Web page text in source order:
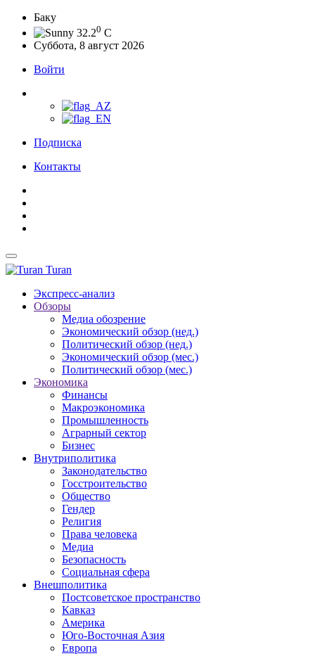
Баку
32.20 C
Суббота, 8 август 2026
Войти
Подписка
Контакты
Turan
Экспресс-анализ
Обзоры
Медиа обозрение
Экономический обзор (нед.)
Политический обзор (нед.)
Экономический обзор (мес.)
Политический обзор (мес.)
Экономика
Финансы
Макроэкономика
Промышленность
Аграрный сектор
Бизнес
Внутриполитика
Законодательство
Госстроительство
Общество
Гендер
Религия
Права человека
Медиа
Безопасность
Социальная сфера
Внешполитика
Постсоветское пространство
Кавказ
Америка
Юго-Восточная Азия
Европа